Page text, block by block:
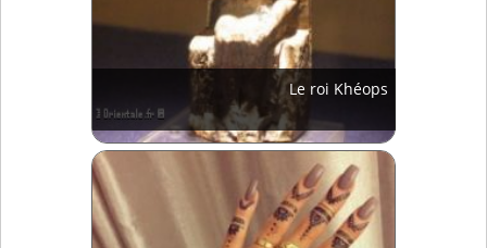
Le roi Khéops